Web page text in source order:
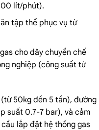
lít/phút).
tập thể phục vụ từ
cho dây chuyền chế
nghiệp (công suất từ
50kg đến 5 tấn), đường
suất 0.7-7 bar), và cảm
lắp đặt hệ thống gas